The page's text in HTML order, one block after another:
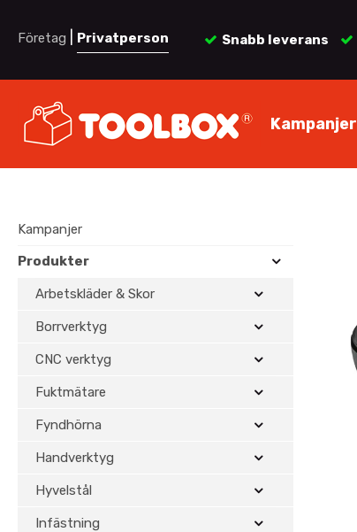
Företag Privatperson Snabb leverans
Kampanjer
Kampanjer
Produkter
Arbetskläder & Skor
Borrverktyg
CNC verktyg
Fuktmätare
Fyndhörna
Handverktyg
Hyvelstål
Infästning